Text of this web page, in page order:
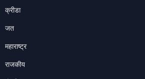
क्रीडा
जत
महाराष्ट्र
राजकीय